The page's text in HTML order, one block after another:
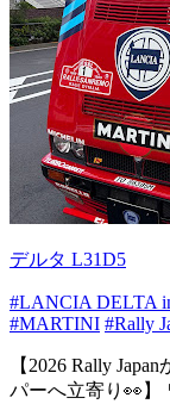
デルタ L31D5
#LANCIA DELTA
#MARTINI #Rally
【2026 Rally
パーへ立寄り👀】